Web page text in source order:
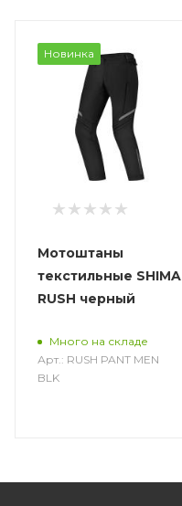
Новинка
Мотоштаны
текстильные SHIMA
RUSH черный
Много на складе
Арт.: RUSH PANT MEN
BLK